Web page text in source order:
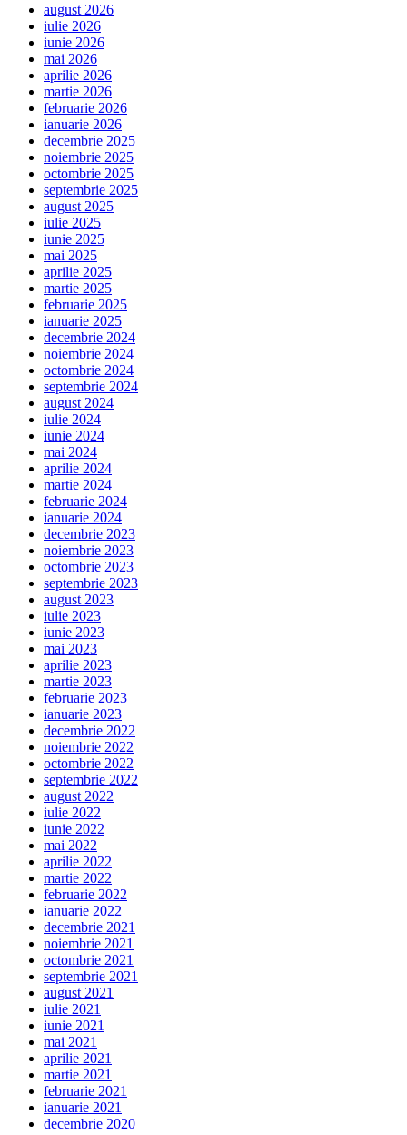
august 2026
iulie 2026
iunie 2026
mai 2026
aprilie 2026
martie 2026
februarie 2026
ianuarie 2026
decembrie 2025
noiembrie 2025
octombrie 2025
septembrie 2025
august 2025
iulie 2025
iunie 2025
mai 2025
aprilie 2025
martie 2025
februarie 2025
ianuarie 2025
decembrie 2024
noiembrie 2024
octombrie 2024
septembrie 2024
august 2024
iulie 2024
iunie 2024
mai 2024
aprilie 2024
martie 2024
februarie 2024
ianuarie 2024
decembrie 2023
noiembrie 2023
octombrie 2023
septembrie 2023
august 2023
iulie 2023
iunie 2023
mai 2023
aprilie 2023
martie 2023
februarie 2023
ianuarie 2023
decembrie 2022
noiembrie 2022
octombrie 2022
septembrie 2022
august 2022
iulie 2022
iunie 2022
mai 2022
aprilie 2022
martie 2022
februarie 2022
ianuarie 2022
decembrie 2021
noiembrie 2021
octombrie 2021
septembrie 2021
august 2021
iulie 2021
iunie 2021
mai 2021
aprilie 2021
martie 2021
februarie 2021
ianuarie 2021
decembrie 2020